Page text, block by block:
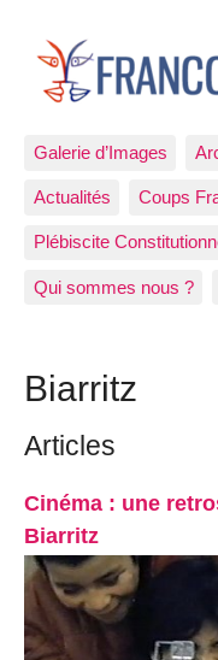
Galerie d’Images
Actualités Coups
Plébiscite
Qui sommes nous ?
Biarritz
Articles
Cinéma : une
Biarritz